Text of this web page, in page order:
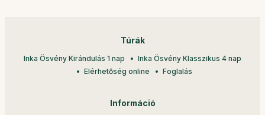
Túrák
Inka Ösvény Kirándulás 1 nap
Inka Ösvény Klasszikus 4 nap
Elérhetőség online
Foglalás
Információ